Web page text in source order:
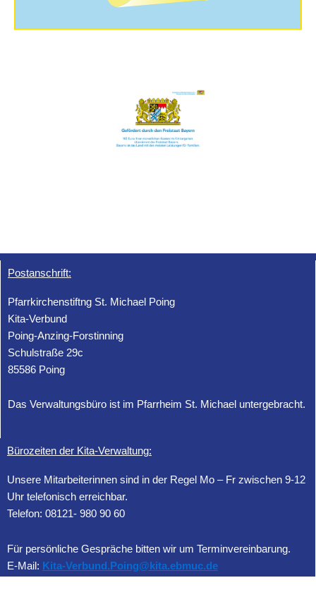
Postanschrift:
Pfarrkirchenstiftng St. Michael Poing
Kita-Verbund
Poing-Anzing-Forstinning
Schulstraße 29c
85586 Poing
Das Verwaltungsbüro ist im Pfarrheim St. Michael untergebracht.
Bürozeiten der Kita-Verwaltung:
Unsere Mitarbeiterinnen sind in der Regel Mo – Fr zwischen 9-12
Uhr telefonisch erreichbar.
Telefon: 08121- 980 90 60
Für persönliche Gespräche bitten wir um Terminvereinbarung.
E-Mail: Kita-Verbund.Poing@kita.ebmuc.de